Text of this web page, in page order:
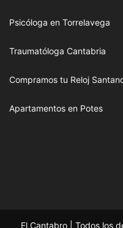
Psicóloga en Torrelavega
Traumatóloga Cantabria
Compramos tu Reloj
Apartamentos en Potes
El Cantabro | Todos los